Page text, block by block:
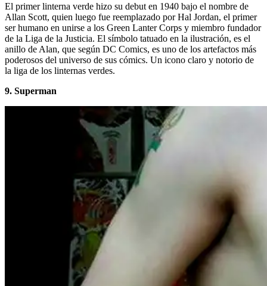
El primer linterna verde hizo su debut en 1940 bajo el nombre de
Allan Scott, quien luego fue reemplazado por Hal Jordan, el primer
ser humano en unirse a los Green Lanter Corps y miembro fundador
de la Liga de la Justicia. El símbolo tatuado en la ilustración, es el
anillo de Alan, que según DC Comics, es uno de los artefactos más
poderosos del universo de sus cómics. Un icono claro y notorio de
la liga de los linternas verdes.
9. Superman